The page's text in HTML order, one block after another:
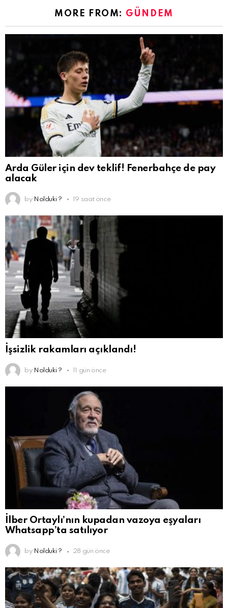
MORE FROM: GÜNDEM
Arda Güler için dev teklif! Fenerbahçe de pay
alacak
by Nolduki ? 19 saat önce
İşsizlik rakamları açıklandı!
by Nolduki ? 11 gün önce
İlber Ortaylı’nın kupadan vazoya eşyaları
Whatsapp’ta satılıyor
by Nolduki ? 28 gün önce